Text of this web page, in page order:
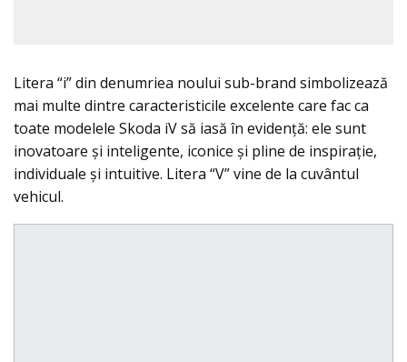
Litera “i” din denumriea noului sub-brand simbolizează
mai multe dintre caracteristicile excelente care fac ca
toate modelele Skoda iV să iasă în evidență: ele sunt
inovatoare și inteligente, iconice și pline de inspiraţie,
individuale şi intuitive. Litera “V” vine de la cuvântul
vehicul.